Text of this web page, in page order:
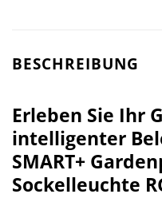
BESCHREIBUNG
Erleben Sie Ihr
intelligenter
SMART+
Sockelleuchte